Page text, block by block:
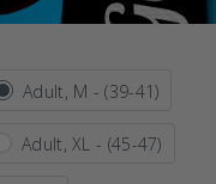
Adult, M - (39-41)
Adult, XL - (45-47)